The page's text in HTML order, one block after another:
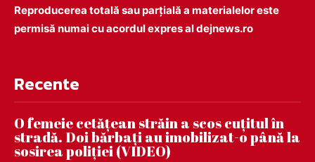
Reproducerea totală sau parțială a materialelor este
permisă numai cu acordul expres al dejnews.ro
Recente
O femeie cetățean străin a scos cuțitul în
stradă. Doi bărbați au imobilizat-o până la
sosirea poliției (VIDEO)